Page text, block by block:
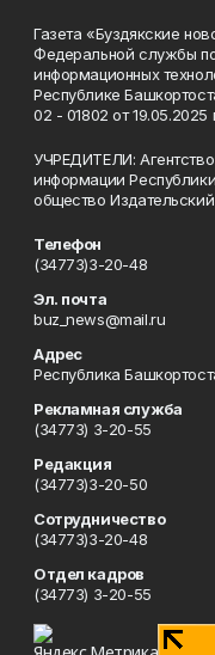
Газета «Буздякские
Федеральной службы
информационных
Республике
02 - 01802 от 19.05.2025
УЧРЕДИТЕЛИ:
информации
общество
Телефон
(34773)3-20-48
Эл. почта
buz_news@mail.ru
Адрес
Республика
Рекламная служба
(34773) 3-20-55
Редакция
(34773)3-20-50
Сотрудничество
(34773)3-20-48
Отдел кадров
(34773) 3-20-55